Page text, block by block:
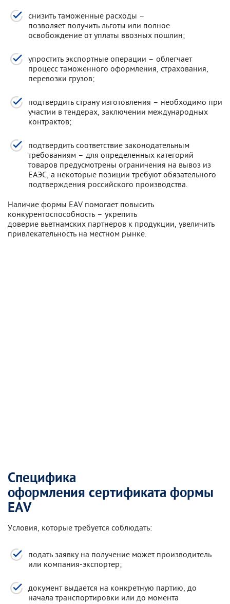
снизить таможенные расходы –
позволяет получить льготы или полное
освобождение от уплаты ввозных пошлин;
упростить экспортные операции – облегчает
процесс таможенного оформления, страхования,
перевозки грузов;
подтвердить страну изготовления – необходимо при
участии в тендерах, заключении международных
контрактов;
подтвердить соответствие законодательным
требованиям – для определенных категорий
товаров предусмотрены ограничения на вывоз из
ЕАЭС, а некоторые позиции требуют обязательного
подтверждения российского производства.
Наличие формы EAV помогает повысить
конкурентоспособность – укрепить
доверие вьетнамских партнеров к продукции, увеличить
привлекательность на местном рынке.
Специфика
оформления сертификата формы
EAV
Условия, которые требуется соблюдать:
подать заявку на получение может производитель
или компания-экспортер;
документ выдается на конкретную партию, до
начала транспортировки или до момента